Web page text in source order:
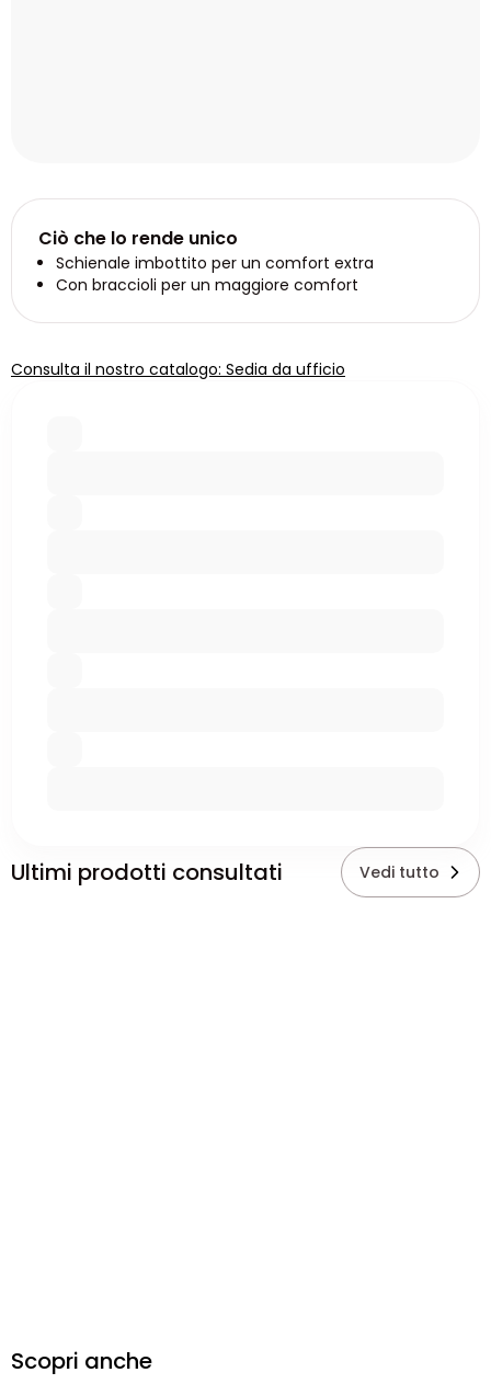
Ciò che lo rende unico
Schienale imbottito per un comfort extra
Con braccioli per un maggiore comfort
Consulta il nostro catalogo: Sedia da ufficio
Ultimi prodotti consultati Vedi tutto
Scopri anche